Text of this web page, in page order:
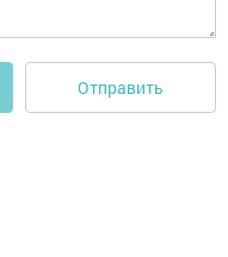
Отправить